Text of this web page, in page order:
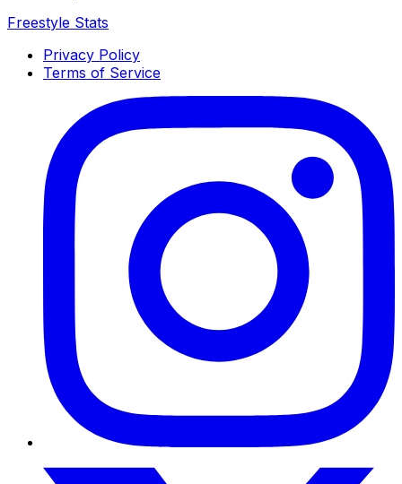
Freestyle Stats
Privacy Policy
Terms of Service